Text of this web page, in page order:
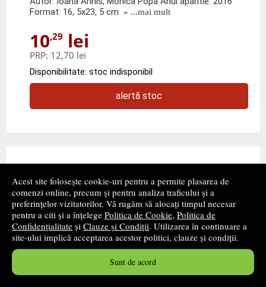
Acest site folosește cookie-uri pentru a permite plasarea de
comenzi online, precum și pentru analiza traficului și a
preferințelor vizitatorilor. Vă rugăm să alocați timpul necesar
pentru a citi și a înțelege Politica de Cookie, Politica de
Confidențialitate și Clauze și Condiții. Utilizarea în continuare a
site-ului implică acceptarea acestor politici, clauze și condiții.
Sunt de acord
Format: 16, 5x23, 5 cm » ...mai mult
10,29 lei
PRP: 12,70 lei
Disponibilitate: stoc indisponibil
alertă stoc
Delia Prisacaru - Biologie - Caiet de lucru